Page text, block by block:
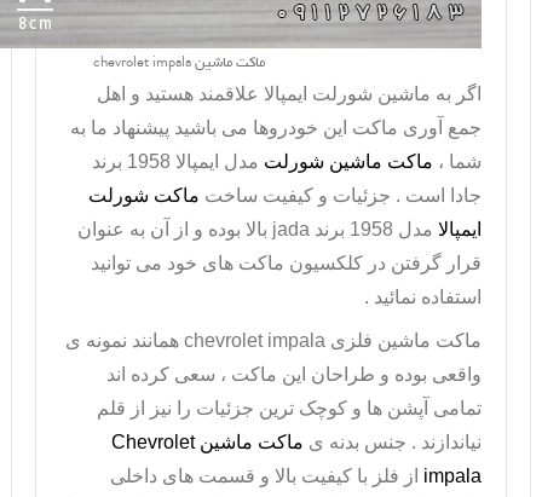
ماکت ماشین chevrolet impala
اگر به ماشین شورلت ایمپالا علاقمند هستید و اهل
جمع آوری ماکت این خودروها می باشید پیشنهاد ما به
شما ، ماکت ماشین شورلت
مدل ایمپالا 1958 برند
جادا است . جزئیات و کیفیت ساخت ماکت شورلت
ایمپالا مدل 1958 برند jada بالا بوده و از آن به عنوان
قرار گرفتن در کلکسیون ماکت های خود می توانید
استفاده نمائید .
ماکت ماشین فلزی chevrolet impala همانند نمونه ی
واقعی بوده و طراحان این ماکت ، سعی کرده اند
تمامی آپشن ها و کوچک ترین جزئیات را نیز از قلم
نیاندازند . جنس بدنه ی ماکت ماشینChevrolet
impala از فلز با کیفیت بالا و قسمت های داخلی